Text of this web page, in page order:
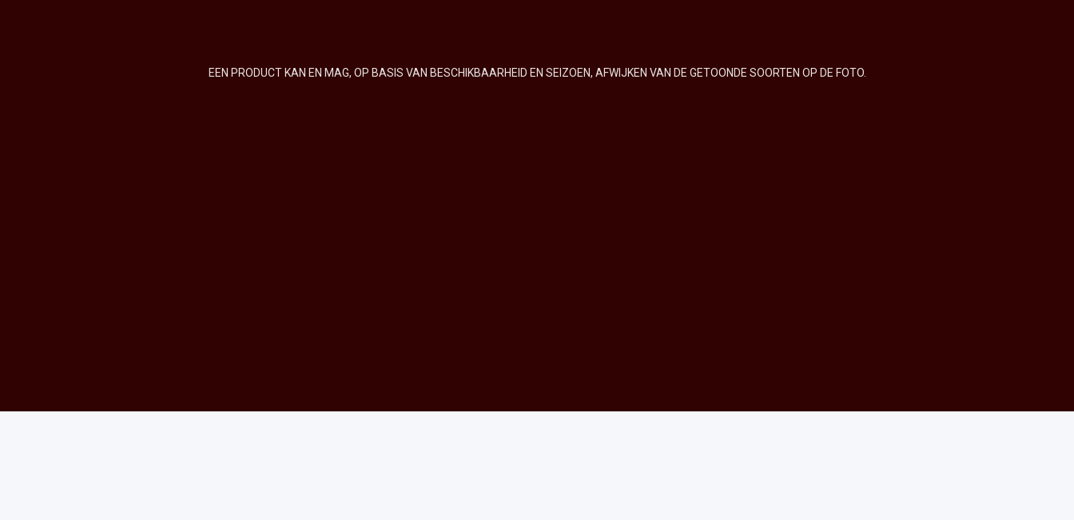
EEN PRODUCT KAN EN MAG, OP BASIS VAN BESCHIKBAARHEID EN SEIZOEN, AFWIJKEN VAN DE GETOONDE SOORTEN OP DE FOTO.